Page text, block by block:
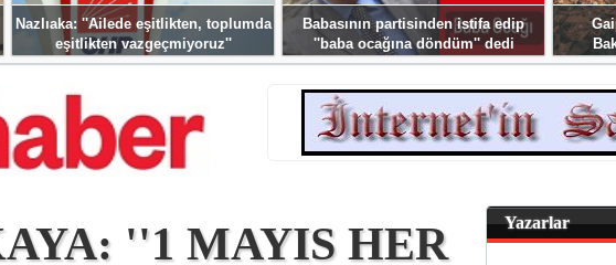
Nazlıaka: ''Ailede eşitlikten, toplumda
eşitlikten vazgeçmiyoruz''
Babasının partisinden istifa edip
''baba ocağına döndüm'' dedi
''1 MAYIS HER Yazarlar